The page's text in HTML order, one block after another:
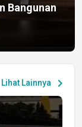
Bangunan
Lihat Lainnya chevron_right